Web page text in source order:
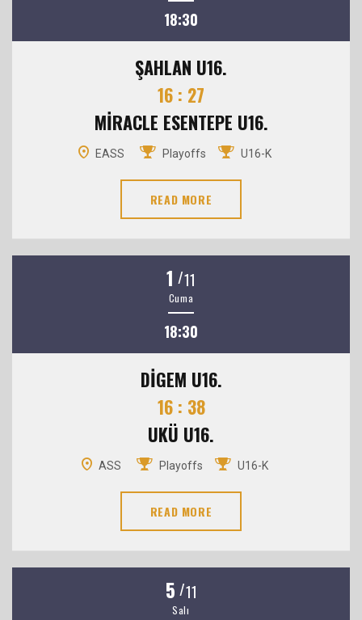
18:30
ŞAHLAN U16.
16 : 27
MİRACLE ESENTEPE U16.
EASS Playoffs U16-K
READ MORE
1 /11
Cuma
18:30
DİGEM U16.
16 : 38
UKÜ U16.
ASS Playoffs U16-K
READ MORE
5 /11
Salı